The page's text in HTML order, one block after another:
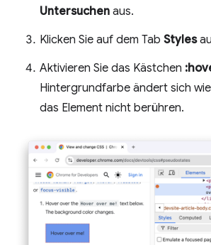
Untersuchen aus.
Klicken Sie auf dem Tab Styles
Aktivieren Sie das Kästchen
Hintergrundfarbe ändert sich
das Element nicht berühren.